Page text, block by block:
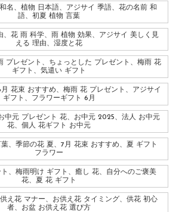
名、植物 日本語、アジサイ 季語、花の名前 和
語、初夏 植物 言葉
、花 雨 科学、雨 植物 効果、アジサイ 美しく見
える 理由、湿度と花
プレゼント、ちょっとした プレゼント、梅雨 花
ギフト、気遣い ギフト
花束 おすすめ、梅雨 花 プレゼント、アジサイ
ギフト、フラワーギフト 6月
中元 プレゼント 花、お中元 2025、法人 お中元
花、個人 花ギフト お中元
、季節の花 夏、7月 花束 おすすめ、夏 ギフト
フラワー
、梅雨明け ギフト、癒し 花、自分へのご褒美
花、夏 花 ギフト
え花 マナー、お供え花 タイミング、供花 初心
者、お盆 お供え花 選び方